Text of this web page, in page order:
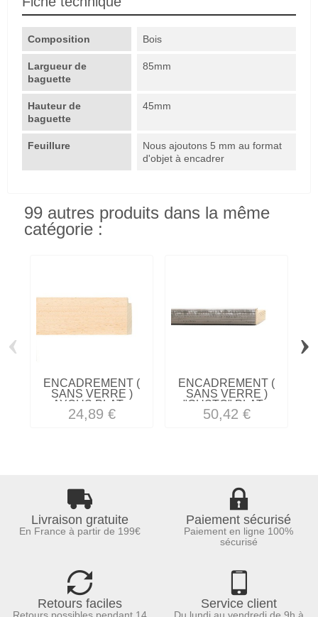
Composition Bois
Largueur de
baguette
85mm
Hauteur de
baguette
45mm
Feuillure
Nous ajoutons 5 mm au format
d'objet à encadrer
99 autres produits dans la même
catégorie :
ENCADREMENT (
SANS VERRE )
AYOUS PLAT...
24,89 €
ENCADREMENT (
SANS VERRE )
"GUSTO" PLAT...
50,42 €
‹ ›
Livraison gratuite
En France à partir de 199€
Paiement sécurisé
Paiement en ligne 100%
sécurisé
Retours faciles Service client